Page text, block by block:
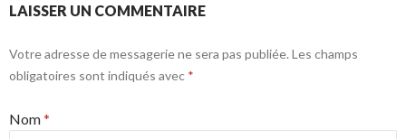
LAISSER UN COMMENTAIRE
Votre adresse de messagerie ne sera pas publiée. Les champs
obligatoires sont indiqués avec *
Nom*